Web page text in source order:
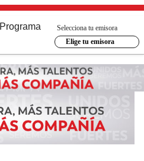
Programa
Selecciona tu emisora
Elige tu emisora